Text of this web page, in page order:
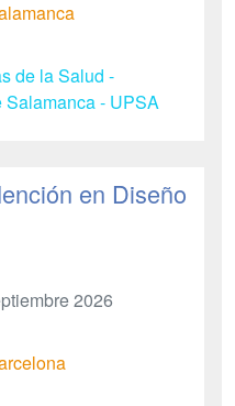
de la Salud -
- UPSA
en Diseño
2026